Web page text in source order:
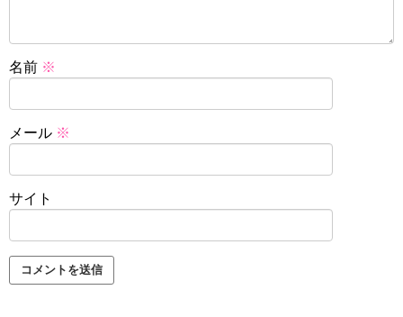
名前 ※
メール ※
サイト